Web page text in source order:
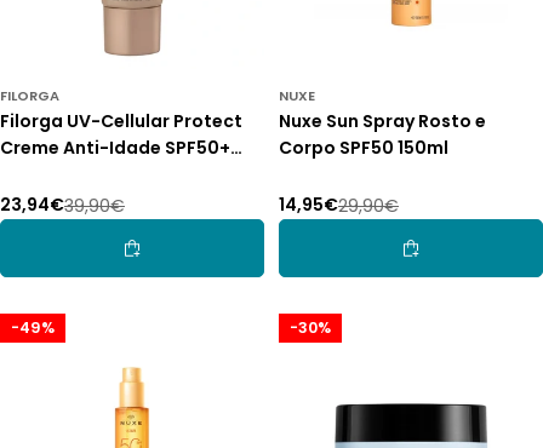
FILORGA
Filorga UV-Cellular Protect
Creme Anti-Idade SPF50+
Preço
23,94€
Preço 39,90€
Adicionar Ao Carrinho
NUXE
Nuxe Sun Spray Rosto e
Corpo SPF50 150ml
Preço
14,95€
Preço 29,90€
Adicionar Ao
-49% -30%